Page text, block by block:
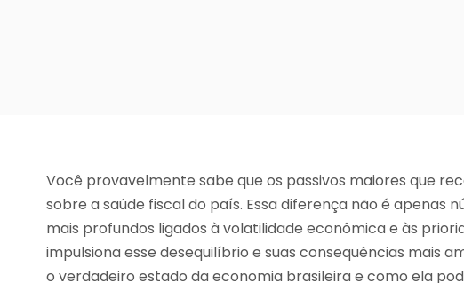
Você provavelmente sabe que os passivos maiores que
sobre a saúde fiscal do país. Essa diferença não é apenas
mais profundos ligados à volatilidade econômica e às
impulsiona esse desequilíbrio e suas consequências mais
o verdadeiro estado da economia brasileira e como ela